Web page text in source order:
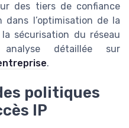
des tiers de confiance
l’optimisation de la
sécurisation du réseau
détaillée sur
.
politiques
IP